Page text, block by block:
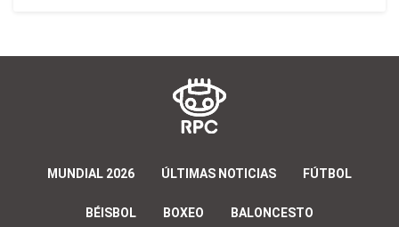
MUNDIAL 2026 ÚLTIMAS NOTICIAS FÚTBOL
BÉISBOL BOXEO BALONCESTO